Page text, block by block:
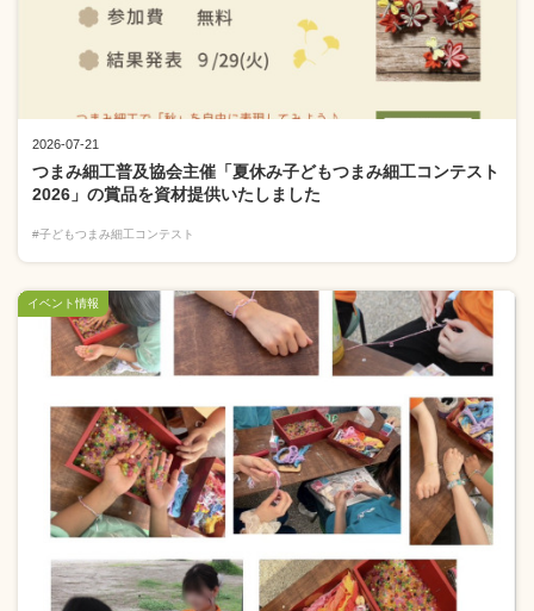
2026-07-21
つまみ細工普及協会主催「夏休み子どもつまみ細工コンテスト
2026」の賞品を資材提供いたしました
#子どもつまみ細工コンテスト
イベント情報